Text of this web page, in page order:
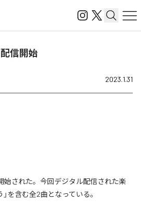
配信開始
2023.1.31
始された。今回デジタル配信された楽
」を含む全2曲となっている。